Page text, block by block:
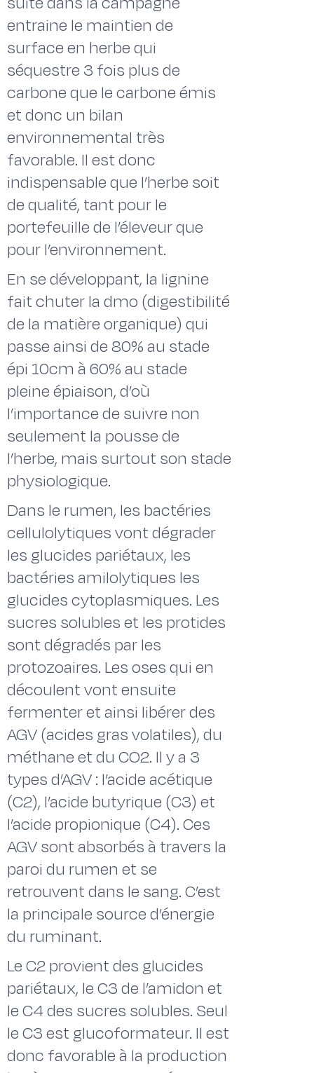
entraine le maintien de
surface en herbe qui
séquestre 3 fois plus de
carbone que le carbone émis
et donc un bilan
environnemental très
favorable. Il est donc
indispensable que l’herbe soit
de qualité, tant pour le
portefeuille de l’éleveur que
pour l’environnement.
En se développant, la lignine
fait chuter la dmo (digestibilité
de la matière organique) qui
passe ainsi de 80% au stade
épi 10cm à 60% au stade
pleine épiaison, d’où
l’importance de suivre non
seulement la pousse de
l’herbe, mais surtout son stade
physiologique.
Dans le rumen, les bactéries
cellulolytiques vont dégrader
les glucides pariétaux, les
bactéries amilolytiques les
glucides cytoplasmiques. Les
sucres solubles et les protides
sont dégradés par les
protozoaires. Les oses qui en
découlent vont ensuite
fermenter et ainsi libérer des
AGV (acides gras volatiles), du
méthane et du CO2. Il y a 3
types d’AGV : l’acide acétique
(C2), l’acide butyrique (C3) et
l’acide propionique (C4). Ces
AGV sont absorbés à travers la
paroi du rumen et se
retrouvent dans le sang. C’est
la principale source d’énergie
du ruminant.
Le C2 provient des glucides
pariétaux, le C3 de l’amidon et
le C4 des sucres solubles. Seul
le C3 est glucoformateur. Il est
donc favorable à la production